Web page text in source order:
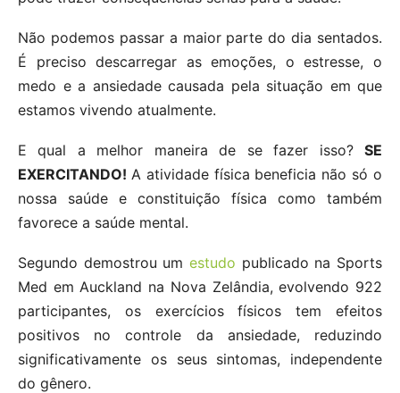
Não podemos passar a maior parte do dia sentados.
É preciso descarregar as emoções, o estresse, o
medo e a ansiedade causada pela situação em que
estamos vivendo atualmente.
E qual a melhor maneira de se fazer isso? SE
EXERCITANDO! A atividade física beneficia não só o
nossa saúde e constituição física como também
favorece a saúde mental.
Segundo demostrou um estudo publicado na Sports
Med em Auckland na Nova Zelândia, evolvendo 922
participantes, os exercícios físicos tem efeitos
positivos no controle da ansiedade, reduzindo
significativamente os seus sintomas, independente
do gênero.